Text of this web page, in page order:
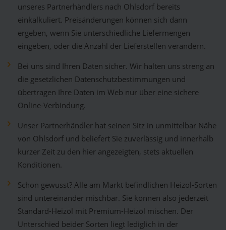
unseres Partnerhändlers nach Ohlsdorf bereits
einkalkuliert. Preisänderungen können sich dann
ergeben, wenn Sie unterschiedliche Liefermengen
eingeben, oder die Anzahl der Lieferstellen verändern.
Bei uns sind Ihren Daten sicher. Wir halten uns streng an
die gesetzlichen Datenschutzbestimmungen und
übertragen Ihre Daten im Web nur über eine sichere
Online-Verbindung.
Unser Partnerhändler hat seinen Sitz in unmittelbar Nähe
von Ohlsdorf und beliefert Sie zuverlässig und innerhalb
kurzer Zeit zu den hier angezeigten, stets aktuellen
Konditionen.
Schon gewusst? Alle am Markt befindlichen Heizöl-Sorten
sind untereinander mischbar. Sie können also jederzeit
Standard-Heizöl mit Premium-Heizöl mischen. Der
Unterschied beider Sorten liegt lediglich in der